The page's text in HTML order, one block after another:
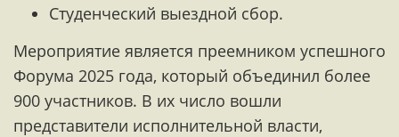
Студенческий выездной сбор.
Мероприятие является преемником успешного
Форума 2025 года, который объединил более
900 участников. В их число вошли
представители исполнительной власти,